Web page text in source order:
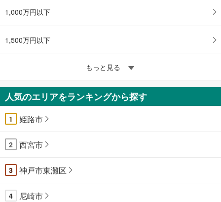
1,000万円以下
1,500万円以下
もっと見る
人気のエリアをランキングから探す
1 姫路市
2 西宮市
3 神戸市東灘区
4 尼崎市